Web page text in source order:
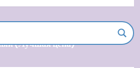
встроенная Timo Briana SX-
(Лучшая цена)